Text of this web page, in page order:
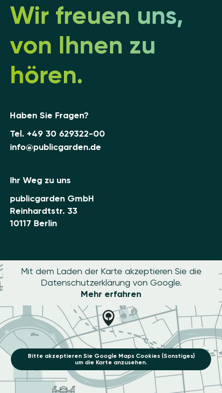
Wir freuen uns,
von Ihnen zu
hören.
Haben Sie Fragen?
Tel. +49 30 629322-00
info@publicgarden.de
Ihr Weg zu uns
publicgarden GmbH
Reinhardtstr. 33
10117 Berlin
Mit dem Laden der Karte akzeptieren Sie die
Datenschutzerklärung von Google.
Mehr erfahren
Bitte akzeptieren Sie Google Maps Cookies (Sonstiges)
um die Karte anzusehen.